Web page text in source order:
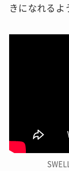
きになれるよ